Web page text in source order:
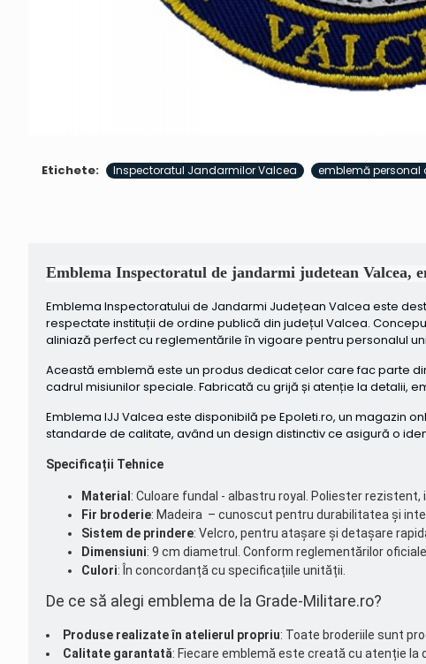
Etichete: Inspectoratul Jandarmilor Valcea emblemă personal
Emblema Inspectoratul de jandarmi judetean Valcea,
Emblema Inspectoratului de Jandarmi Județean Valcea este
respectate instituții de ordine publică din județul Valcea.
aliniază perfect cu reglementările în vigoare pentru personalul
Această emblemă este un produs dedicat celor care fac parte
cadrul misiunilor speciale. Fabricată cu grijă și atenție la detalii,
Emblema IJJ Valcea este disponibilă pe Epoleti.ro, un magazin
standarde de calitate, având un design distinctiv ce asigură o
Specificații Tehnice
Material : Culoare fundal - albastru royal. Poliester
Fir broderie: Madeira – cunoscut pentru durabilitatea și
Sistem de prindere: Velcro, pentru atașare și detașare
Dimensiuni: 9 cm diametrul. Conform reglementărilor
Culori: În concordanță cu specificațiile unității.
De ce să alegi emblema de la Grade-Militare.ro?
Produse realizate în atelierul propriu: Toate broderiile sunt
Calitate garantată: Fiecare emblemă este creată cu atenție la